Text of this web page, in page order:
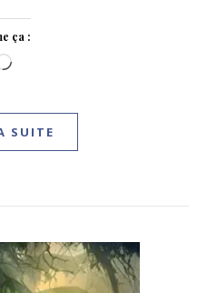
ça :
Chargement…
SUITE